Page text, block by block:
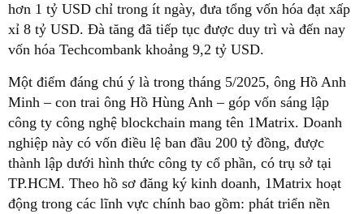
hơn 1 tỷ USD chỉ trong ít ngày, đưa tổng vốn hóa đạt xấp
xỉ 8 tỷ USD. Đà tăng đã tiếp tục được duy trì và đến nay
vốn hóa Techcombank khoảng 9,2 tỷ USD.
Một điểm đáng chú ý là trong tháng 5/2025, ông Hồ Anh
Minh – con trai ông Hồ Hùng Anh – góp vốn sáng lập
công ty công nghệ blockchain mang tên 1Matrix. Doanh
nghiệp này có vốn điều lệ ban đầu 200 tỷ đồng, được
thành lập dưới hình thức công ty cổ phần, có trụ sở tại
TP.HCM. Theo hồ sơ đăng ký kinh doanh, 1Matrix hoạt
động trong các lĩnh vực chính bao gồm: phát triển nền